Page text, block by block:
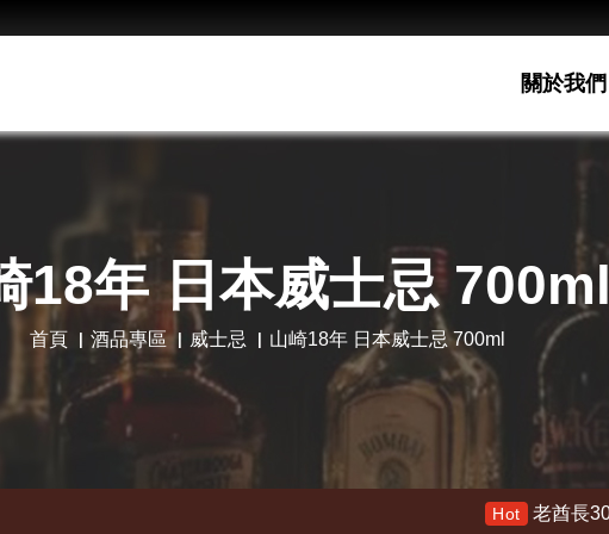
關於我們
18年 日本威士忌 700ml
首頁 酒品專區 威士忌 山崎18年 日本威士忌 700ml
老酋長30年 限量木盒版 特價13900